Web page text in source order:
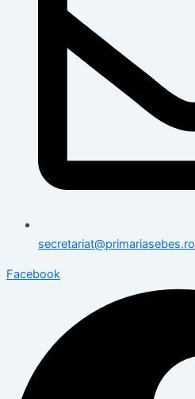
secretariat@primariasebes.ro
Facebook